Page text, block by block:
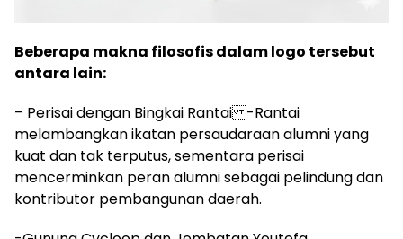
Beberapa makna filosofis dalam logo tersebut
antara lain:
– Perisai dengan Bingkai Rantai -Rantai
melambangkan ikatan persaudaraan alumni yang
kuat dan tak terputus, sementara perisai
mencerminkan peran alumni sebagai pelindung dan
kontributor pembangunan daerah.